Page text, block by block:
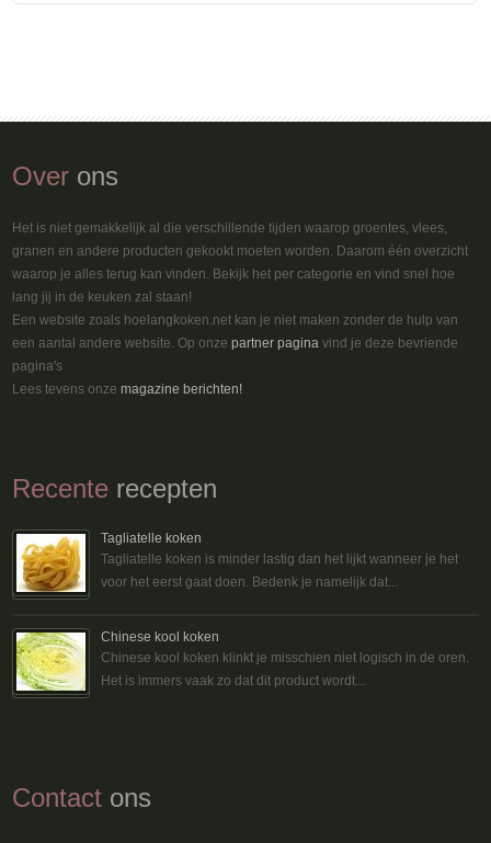
Over ons
Het is niet gemakkelijk al die verschillende tijden waarop groentes, vlees,
granen en andere producten gekookt moeten worden. Daarom één overzicht
waarop je alles terug kan vinden. Bekijk het per categorie en vind snel hoe
lang jij in de keuken zal staan!
Een website zoals hoelangkoken.net kan je niet maken zonder de hulp van
een aantal andere website. Op onzepartner pagina vind je deze bevriende
pagina's
Lees tevens onzemagazine berichten!
Recente recepten
Tagliatelle koken
Tagliatelle koken is minder lastig dan het lijkt wanneer je het
voor het eerst gaat doen. Bedenk je namelijk dat...
Chinese kool koken
Chinese kool koken klinkt je misschien niet logisch in de oren.
Het is immers vaak zo dat dit product wordt...
Contact ons